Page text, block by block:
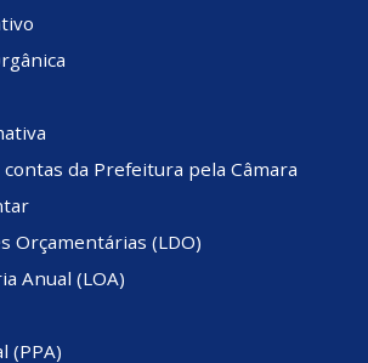
contas da Prefeitura pela Câmara
Orçamentárias (LDO)
Anual (LOA)
(PPA)